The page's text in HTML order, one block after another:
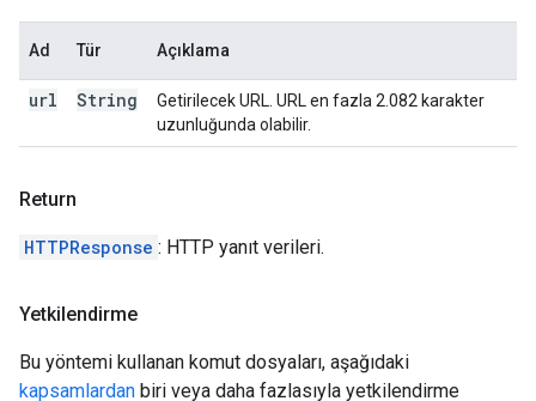
Ad Tür Açıklama
url String
Getirilecek URL. URL en fazla 2.082 karakter
uzunluğunda olabilir.
Return
HTTPResponse : HTTP yanıt verileri.
Yetkilendirme
Bu yöntemi kullanan komut dosyaları, aşağıdaki
kapsamlardan biri veya daha fazlasıyla yetkilendirme